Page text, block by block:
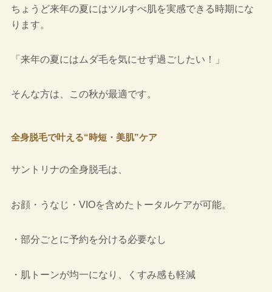
ちょうど来年の夏にはツルすべ肌を実感できる時期にな
ります。
「来年の夏にはムダ毛を気にせず過ごしたい！」
そんな方は、この秋が最適です。
全身脱毛で叶える“時短・美肌”ケア
サントリナの全身脱毛は、
お顔・うなじ・VIOを含めたトータルケアが可能。
・ 部分ごとに予約を分ける必要なし
・ 肌トーンが均一になり、くすみ感も軽減